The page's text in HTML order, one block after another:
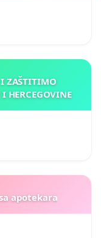
I ZAŠTITIMO
HERCEGOVINE
apotekara